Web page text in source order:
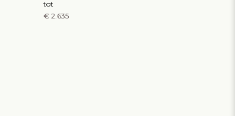
tot
€ 2.635